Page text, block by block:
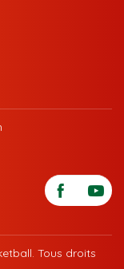
Tous droits